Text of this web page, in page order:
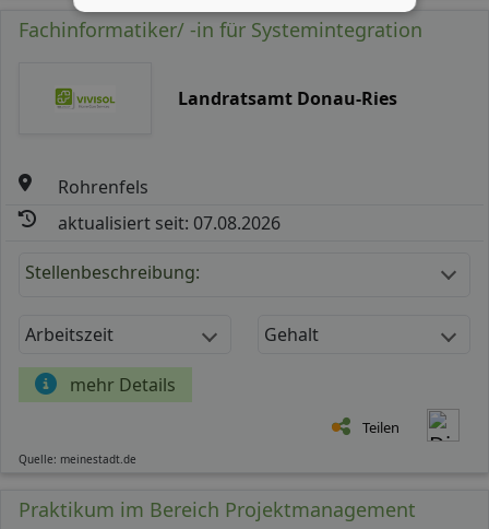
Fachinformatiker/ -in für Systemintegration
Landratsamt Donau-Ries
Rohrenfels
aktualisiert seit: 07.08.2026
Stellenbeschreibung:
Arbeitszeit Gehalt
mehr Details
Teilen
Quelle: meinestadt.de
Praktikum im Bereich Projektmanagement